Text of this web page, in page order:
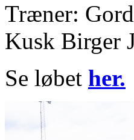
Træner:
Kusk Birger
Se løbet her.